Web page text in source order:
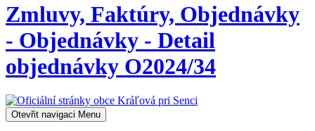
Zmluvy, Faktúry, Objednávky
- Objednávky - Detail
objednávky O2024/34
Otevřit navigaci Menu